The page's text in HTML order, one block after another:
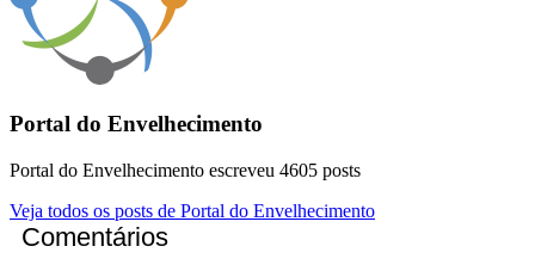
Portal do Envelhecimento
Portal do Envelhecimento escreveu 4605 posts
Veja todos os posts de Portal do Envelhecimento
Comentários